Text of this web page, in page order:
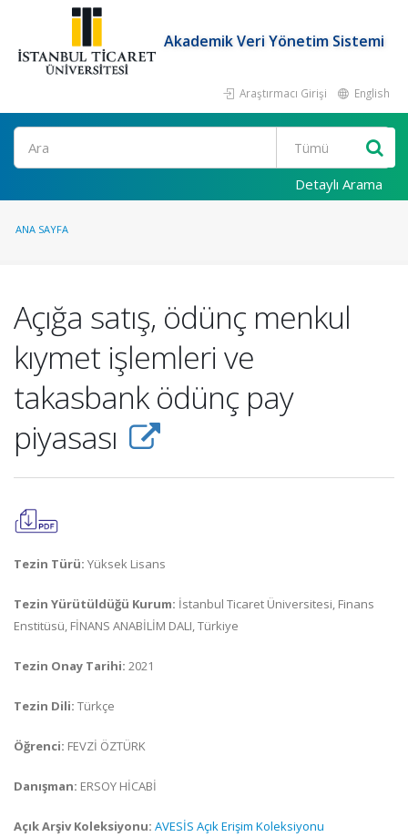
Akademik Veri Yönetim Sistemi
Araştırmacı Girişi English
Ara
Detaylı Arama
ANA SAYFA
Açığa satış, ödünç menkul
kıymet işlemleri ve
takasbank ödünç pay
piyasası
Tezin Türü: Yüksek Lisans
Tezin Yürütüldüğü Kurum: İstanbul Ticaret Üniversitesi, Finans
Enstitüsü, FİNANS ANABİLİM DALI, Türkiye
Tezin Onay Tarihi: 2021
Tezin Dili: Türkçe
Öğrenci: FEVZİ ÖZTÜRK
Danışman: ERSOY HİCABİ
Açık Arşiv Koleksiyonu: AVESİS Açık Erişim Koleksiyonu